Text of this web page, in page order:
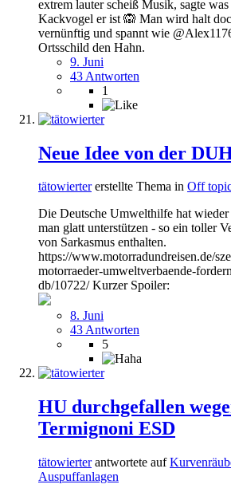
extrem lauter scheiß Musik, sagte
Kackvogel er ist 🙉 Man wird halt
vernünftig und spannt wie
Ortsschild den Hahn.
9. Juni
43 Antworten
1
Neue Idee von der
tätowiertererstellte Thema in Off
Die Deutsche Umwelthilfe hat wieder
man glatt unterstützen - so ein toller
von Sarkasmus enthalten.
https://www.motorradundreisen.de/
motorraeder-umweltverbaende-
db/10722/ Kurzer Spoiler:
8. Juni
43 Antworten
5
HU durchgefallen
Termignoni ESD
tätowierterantwortete auf
Auspuffanlagen